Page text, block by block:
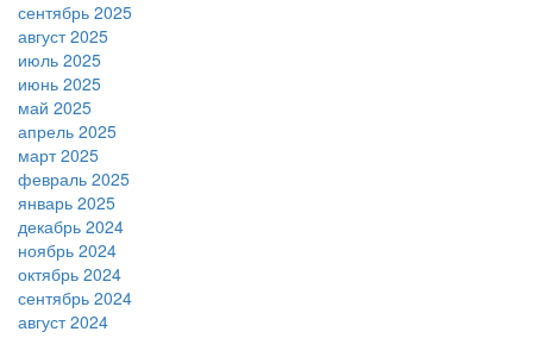
сентябрь 2025
август 2025
июль 2025
июнь 2025
май 2025
апрель 2025
март 2025
февраль 2025
январь 2025
декабрь 2024
ноябрь 2024
октябрь 2024
сентябрь 2024
август 2024